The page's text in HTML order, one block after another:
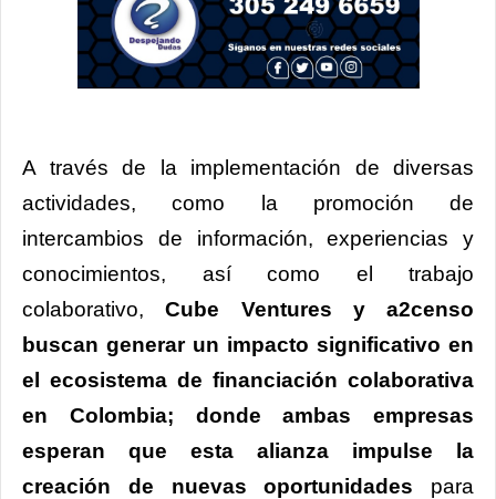
A través de la implementación de diversas
actividades, como la promoción de
intercambios de información, experiencias y
conocimientos, así como el trabajo
colaborativo,Cube Ventures y a2censo
buscan generar un impacto significativo en
el ecosistema de financiación colaborativa
en Colombia; donde ambas empresas
esperan que esta alianza impulse la
creación de nuevas oportunidades para